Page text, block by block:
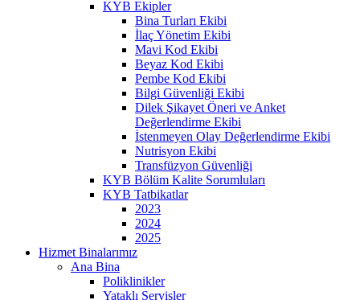
KYB Ekipler
Bina Turları Ekibi
İlaç Yönetim Ekibi
Mavi Kod Ekibi
Beyaz Kod Ekibi
Pembe Kod Ekibi
Bilgi Güvenliği Ekibi
Dilek Şikayet Öneri ve Anket
Değerlendirme Ekibi
İstenmeyen Olay Değerlendirme Ekibi
Nutrisyon Ekibi
Transfüzyon Güvenliği
KYB Bölüm Kalite Sorumluları
KYB Tatbikatlar
2023
2024
2025
Hizmet Binalarımız
Ana Bina
Poliklinikler
Yataklı Servisler